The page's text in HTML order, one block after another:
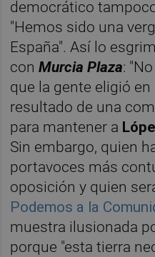
democrático
"Hemos sido una
España". Así lo
conMurcia Plaza:
que la gente eligió en
resultado de una
para mantener a
Sin embargo, quien
portavoces más
oposición y quien
Podemos a la
muestra ilusionada
porque "esta tierra